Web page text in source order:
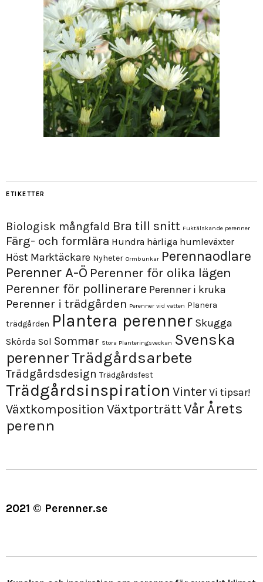
ETIKETTER
Biologisk mångfald Bra till snitt Fuktälskande perenner
Färg- och formlära Hundra härliga humleväxter
Höst Marktäckare Nyheter Ormbunkar Perennaodlare
Perenner A-Ö Perenner för olika lägen
Perenner för pollinerare Perenner i kruka
Perenner i trädgården Perenner vid vatten Planera
trädgården Plantera perenner Skugga
Skörda Sol Sommar Stora Planteringsveckan Svenska
perennerTrädgårdsarbete
Trädgårdsdesign Trädgårdsfest
Trädgårdsinspiration VinterVi tipsar!
Växtkomposition VäxtporträttVårÅrets
perenn
2021 © Perenner.se